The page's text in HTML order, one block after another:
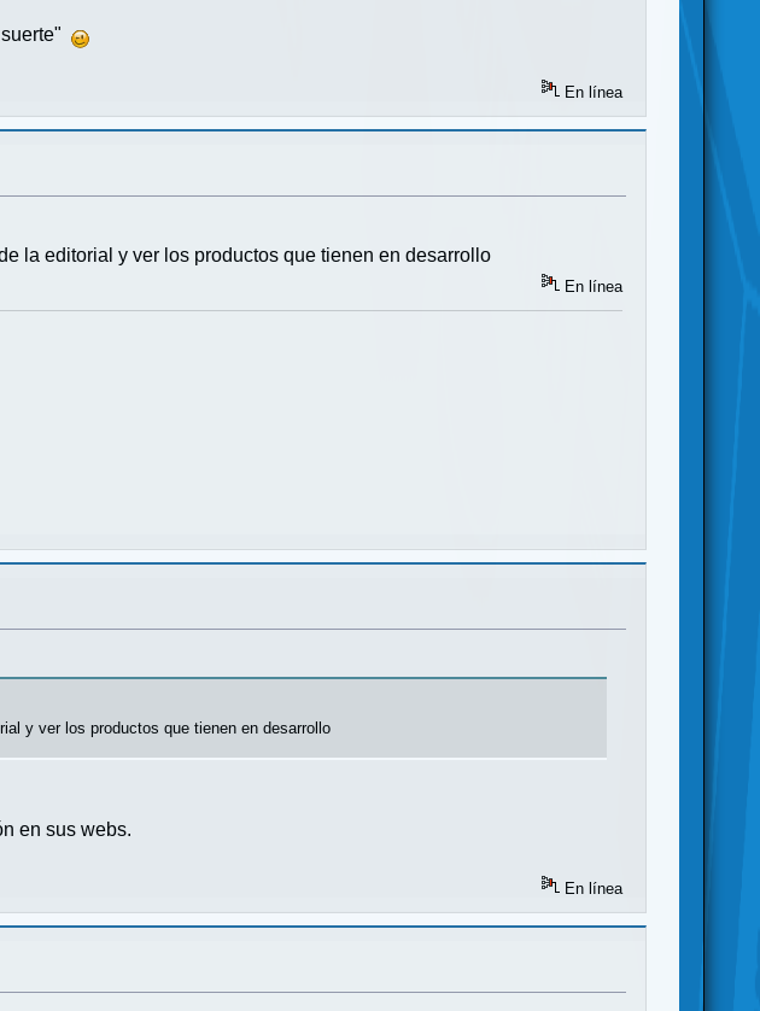
suerte"
En línea
la editorial y ver los productos que tienen en desarrollo
En línea
y ver los productos que tienen en desarrollo
en sus webs.
En línea